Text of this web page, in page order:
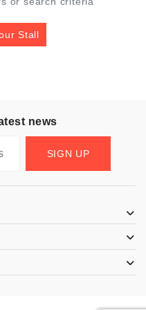
Stall
news
SIGN UP